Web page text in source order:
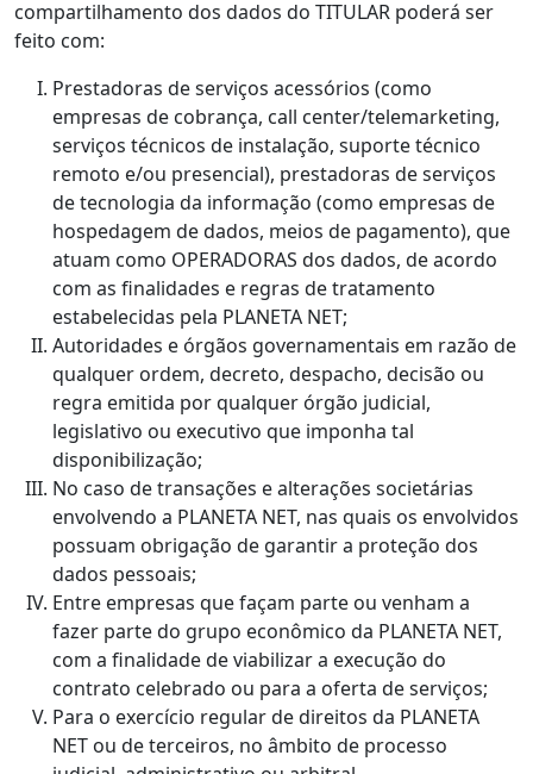
compartilhamento dos dados do TITULAR poderá ser
feito com:
Prestadoras de serviços acessórios (como
empresas de cobrança, call center/telemarketing,
serviços técnicos de instalação, suporte técnico
remoto e/ou presencial), prestadoras de serviços
de tecnologia da informação (como empresas de
hospedagem de dados, meios de pagamento), que
atuam como OPERADORAS dos dados, de acordo
com as finalidades e regras de tratamento
estabelecidas pela PLANETA NET;
Autoridades e órgãos governamentais em razão de
qualquer ordem, decreto, despacho, decisão ou
regra emitida por qualquer órgão judicial,
legislativo ou executivo que imponha tal
disponibilização;
No caso de transações e alterações societárias
envolvendo a PLANETA NET, nas quais os envolvidos
possuam obrigação de garantir a proteção dos
dados pessoais;
Entre empresas que façam parte ou venham a
fazer parte do grupo econômico da PLANETA NET,
com a finalidade de viabilizar a execução do
contrato celebrado ou para a oferta de serviços;
Para o exercício regular de direitos da PLANETA
NET ou de terceiros, no âmbito de processo